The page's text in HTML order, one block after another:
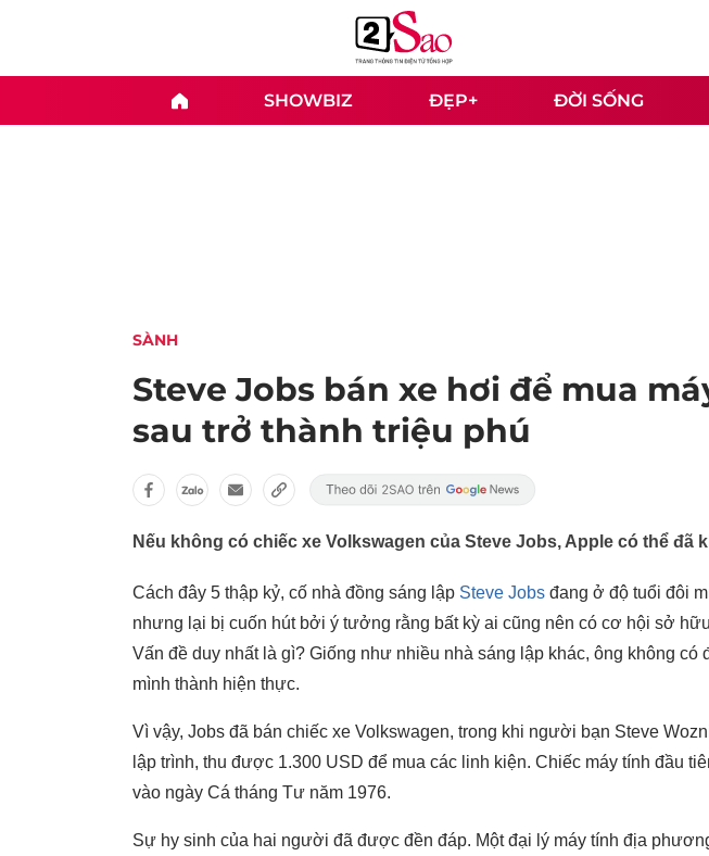
SHOWBIZ ĐẸP+ ĐỜI SỐNG
SÀNH
Steve Jobs bán xe hơi để mua
sau trở thành triệu phú
Nếu không có chiếc xe Volkswagen của Steve Jobs, Apple có thể đã
Cách đây 5 thập kỷ, cố nhà đồng sáng lập Steve Jobs đang ở độ tuổi đôi
nhưng lại bị cuốn hút bởi ý tưởng rằng bất kỳ ai cũng nên có cơ hội sở
Vấn đề duy nhất là gì? Giống như nhiều nhà sáng lập khác, ông không có
mình thành hiện thực.
Vì vậy, Jobs đã bán chiếc xe Volkswagen, trong khi người bạn Steve
lập trình, thu được 1.300 USD để mua các linh kiện. Chiếc máy tính đầu
vào ngày Cá tháng Tư năm 1976.
Sự hy sinh của hai người đã được đền đáp. Một đại lý máy tính địa